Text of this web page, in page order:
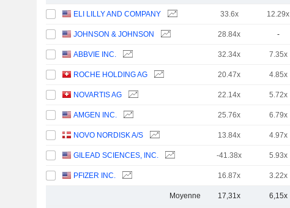
ELI LILLY AND COMPANY 33.6x 12.29x
JOHNSON & JOHNSON 28.84x -
ABBVIE INC. 32.34x 7.35x
ROCHE HOLDING AG 20.47x 4.85x
NOVARTIS AG 22.14x 5.72x
AMGEN INC. 25.76x 6.79x
NOVO NORDISK A/S 13.84x 4.97x
GILEAD SCIENCES, INC. -41.38x 5.93x
PFIZER INC. 16.87x 3.22x
Moyenne 17,31x 6,15x